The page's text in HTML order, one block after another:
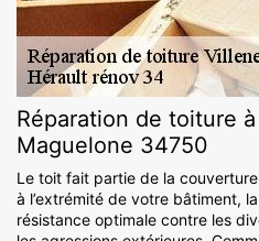
Réparation de toiture
Maguelone 34750
Le toit fait partie de la
à l’extrémité de votre bâtiment,
résistance optimale contre les